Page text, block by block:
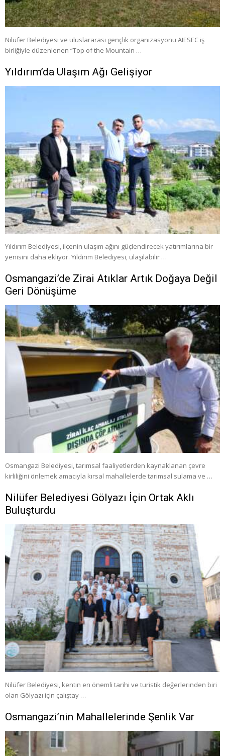
Nilüfer Belediyesi ve uluslararası gençlik organizasyonu AIESEC iş
birliğiyle düzenlenen “Top of the Mountain …
Yıldırım’da Ulaşım Ağı Gelişiyor
Yıldırım Belediyesi, ilçenin ulaşım ağını güçlendirecek yatırımlarına bir
yenisini daha ekliyor. Yıldırım Belediyesi, ulaşılabilir …
Osmangazi’de Zirai Atıklar Artık Doğaya Değil
Geri Dönüşüme
Osmangazi Belediyesi, tarımsal faaliyetlerden kaynaklanan çevre
kirliliğini önlemek amacıyla kırsal mahallelerde tarımsal sulama ve …
Nilüfer Belediyesi Gölyazı İçin Ortak Aklı
Buluşturdu
Nilüfer Belediyesi, kentin en önemli tarihi ve turistik değerlerinden biri
olan Gölyazı için çalıştay …
Osmangazi’nin Mahallelerinde Şenlik Var